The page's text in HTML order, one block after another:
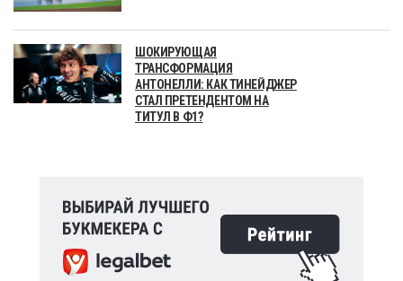
ШОКИРУЮЩАЯ
ТРАНСФОРМАЦИЯ
АНТОНЕЛЛИ: КАК ТИНЕЙДЖЕР
СТАЛ ПРЕТЕНДЕНТОМ НА
ТИТУЛ В Ф1?